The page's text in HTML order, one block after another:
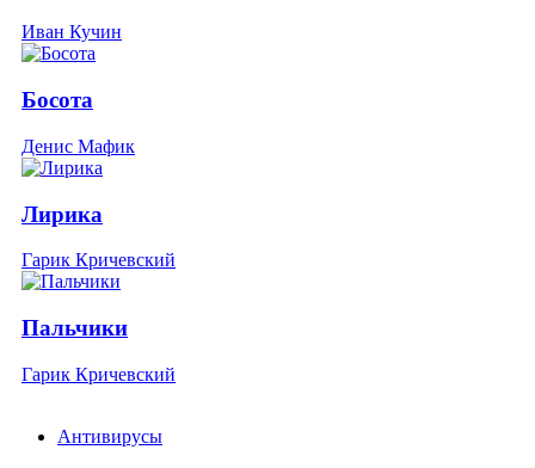
Иван Кучин
Босота
Денис Мафик
Лирика
Гарик Кричевский
Пальчики
Гарик Кричевский
Антивирусы